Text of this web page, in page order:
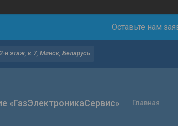
Оставьте нам
й этаж, к.7, Минск, Беларусь
«ГазЭлектроникаСервис» Главная